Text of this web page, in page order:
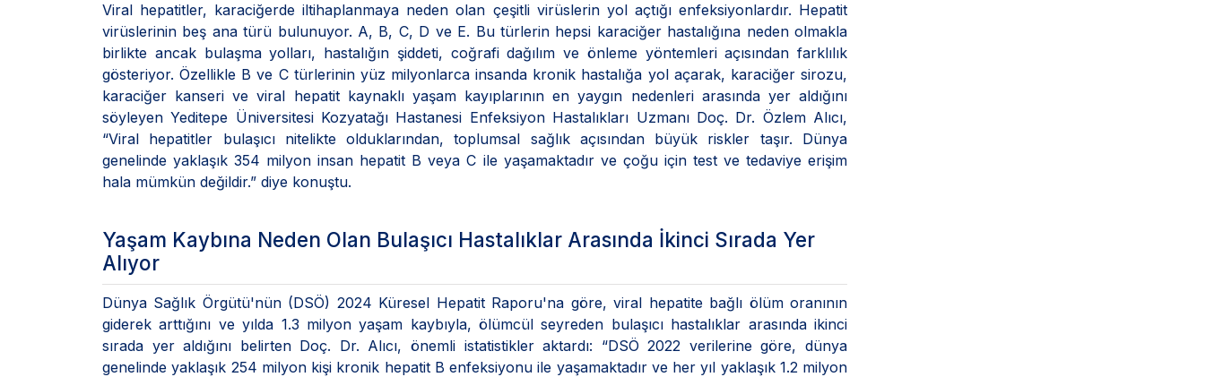
Viral hepatitler, karaciğerde iltihaplanmaya neden olan çeşitli virüslerin yol açtığı enfeksiyonlardır. Hepatit
virüslerinin beş ana türü bulunuyor. A, B, C, D ve E. Bu türlerin hepsi karaciğer hastalığına neden olmakla
birlikte ancak bulaşma yolları, hastalığın şiddeti, coğrafi dağılım ve önleme yöntemleri açısından farklılık
gösteriyor. Özellikle B ve C türlerinin yüz milyonlarca insanda kronik hastalığa yol açarak, karaciğer sirozu,
karaciğer kanseri ve viral hepatit kaynaklı yaşam kayıplarının en yaygın nedenleri arasında yer aldığını
söyleyen Yeditepe Üniversitesi Kozyatağı Hastanesi Enfeksiyon Hastalıkları Uzmanı Doç. Dr. Özlem Alıcı,
“Viral hepatitler bulaşıcı nitelikte olduklarından, toplumsal sağlık açısından büyük riskler taşır. Dünya
genelinde yaklaşık 354 milyon insan hepatit B veya C ile yaşamaktadır ve çoğu için test ve tedaviye erişim
hala mümkün değildir.” diye konuştu.
Yaşam Kaybına Neden Olan Bulaşıcı Hastalıklar Arasında İkinci Sırada Yer
Alıyor
Dünya Sağlık Örgütü'nün (DSÖ) 2024 Küresel Hepatit Raporu'na göre, viral hepatite bağlı ölüm oranının
giderek arttığını ve yılda 1.3 milyon yaşam kaybıyla, ölümcül seyreden bulaşıcı hastalıklar arasında ikinci
sırada yer aldığını belirten Doç. Dr. Alıcı, önemli istatistikler aktardı: “DSÖ 2022 verilerine göre, dünya
genelinde yaklaşık 254 milyon kişi kronik hepatit B enfeksiyonu ile yaşamaktadır ve her yıl yaklaşık 1.2 milyon